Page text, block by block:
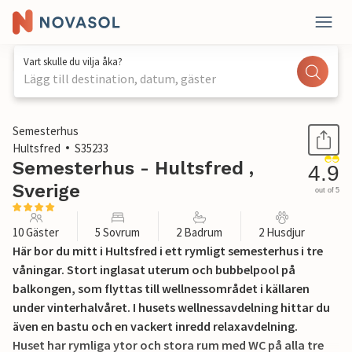
Vart skulle du vilja åka?
Lägg till destination, datum, gäster
1 / 40
Semesterhus
Hultsfred
S35233
Semesterhus - Hultsfred ,
Sverige
4.9
out of 5
10 Gäster 5 Sovrum 2 Badrum 2 Husdjur
Här bor du mitt i Hultsfred i ett rymligt semesterhus i tre
våningar. Stort inglasat uterum och bubbelpool på
balkongen, som flyttas till wellnessområdet i källaren
under vinterhalvåret. I husets wellnessavdelning hittar du
även en bastu och en vackert inredd relaxavdelning.
Huset har rymliga ytor och stora rum med WC på alla tre